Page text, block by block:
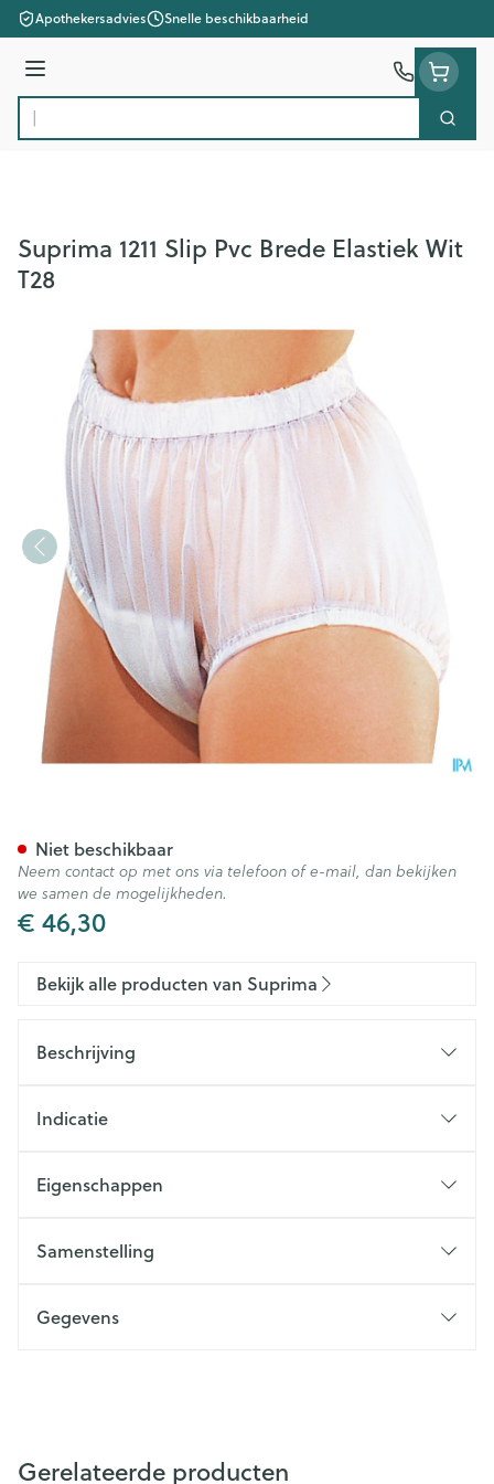
Ga naar de inhoud
Apothekersadvies Snelle beschikbaarheid
Menu
Product, merk, categorie... Zoek
Suprima 1211 Slip Pvc Brede Elastiek Wit
T28
€ 46,30
Niet beschikbaar
Neem contact op met ons via telefoon of e-mail, dan bekijken
we samen de mogelijkheden.
Bekijk alle producten van Suprima
Beschrijving
Indicatie
Eigenschappen
Samenstelling
Gegevens
Gerelateerde producten